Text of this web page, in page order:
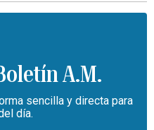
A.M.
sencilla y directa para
día.